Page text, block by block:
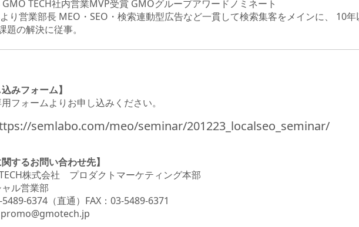
TECH社内営業MVP受賞 GMOグループアワードノミネート
り営業部長 MEO・SEO・検索連動型広告など一貫して検索集客をメインに、 10
題の解決に従事。
込みフォーム】
フォームよりお申し込みください。
semlabo.com/meo/seminar/201223_localseo_seminar/
関するお問い合わせ先】
株式会社 プロダクトマーケティング本部
ル営業部
5489-6374（直通）FAX：03-5489-6371